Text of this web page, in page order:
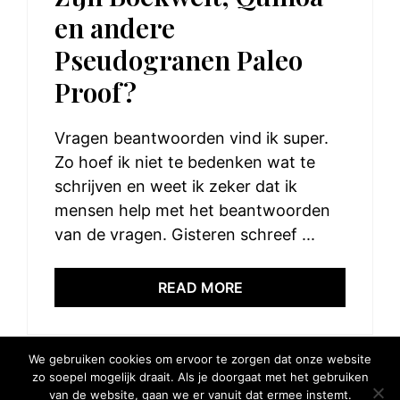
en andere
Pseudogranen Paleo
Proof?
Vragen beantwoorden vind ik super.
Zo hoef ik niet te bedenken wat te
schrijven en weet ik zeker dat ik
mensen help met het beantwoorden
van de vragen. Gisteren schreef ...
READ MORE
We gebruiken cookies om ervoor te zorgen dat onze website
zo soepel mogelijk draait. Als je doorgaat met het gebruiken
van de website, gaan we er vanuit dat ermee instemt.